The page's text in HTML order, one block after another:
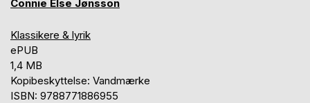
Connie Else Jønsson
Klassikere & lyrik
ePUB
1,4 MB
Kopibeskyttelse: Vandmærke
ISBN: 9788771886955